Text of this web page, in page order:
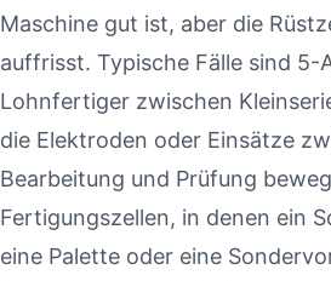
Maschine gut ist, aber die
auffrisst. Typische Fälle sind 5-
Lohnfertiger zwischen
die Elektroden oder Einsätze
Bearbeitung und Prüfung
Fertigungszellen, in denen ein
eine Palette oder eine